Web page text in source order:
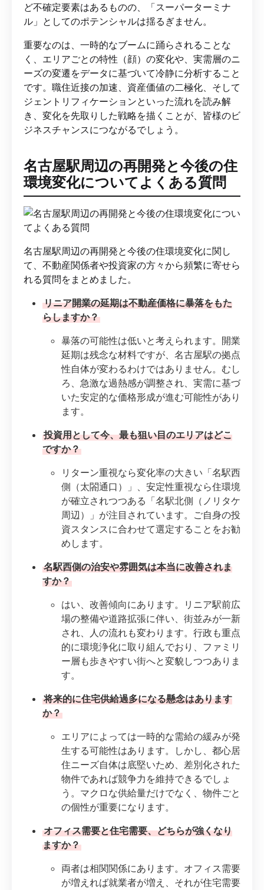
ど不確定要素はあるものの、「スーパーターミナ
ル」としてのポテンシャルは揺るぎません。
重要なのは、一時的なブームに踊らされることな
く、エリアごとの特性（顔）の変化や、実需層のニ
ーズの変遷をデータに基づいて冷静に分析すること
です。職住近接の加速、資産価値の二極化、そして
ジェントリフィケーションといった流れを読み解
き、変化を先取りした戦略を描くことが、皆様のビ
ジネスチャンスにつながるでしょう。
名古屋駅周辺の再開発と今後の住
環境変化についてよくある質問
名古屋駅周辺の再開発と今後の住環境変化に関し
て、不動産関係者や投資家の方々から頻繁に寄せら
れる質問をまとめました。
リニア開業の延期は不動産価格に暴落をもた
らしますか？
暴落の可能性は低いと考えられます。開業
延期は残念な材料ですが、名古屋駅の拠点
性自体が変わるわけではありません。むし
ろ、急激な過熱感が調整され、実需に基づ
いた安定的な価格形成が進む可能性があり
ます。
投資用として今、最も狙い目のエリアはどこ
ですか？
リターン重視なら変化率の大きい「名駅西
側（太閤通口）」、安定性重視なら住環境
が確立されつつある「名駅北側（ノリタケ
周辺）」が注目されています。ご自身の投
資スタンスに合わせて選定することをお勧
めします。
名駅西側の治安や雰囲気は本当に改善されま
すか？
はい、改善傾向にあります。リニア駅前広
場の整備や道路拡張に伴い、街並みが一新
され、人の流れも変わります。行政も重点
的に環境浄化に取り組んでおり、ファミリ
ー層も歩きやすい街へと変貌しつつありま
す。
将来的に住宅供給過多になる懸念はあります
か？
エリアによっては一時的な需給の緩みが発
生する可能性はあります。しかし、都心居
住ニーズ自体は底堅いため、差別化された
物件であれば競争力を維持できるでしょ
う。マクロな供給量だけでなく、物件ごと
の個性が重要になります。
オフィス需要と住宅需要、どちらが強くなり
ますか？
両者は相関関係にあります。オフィス需要
が増えれば就業者が増え、それが住宅需要